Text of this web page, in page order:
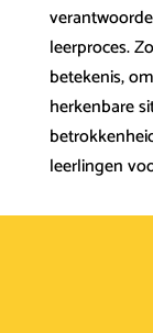
leerproces.
betekenis,
herkenbare
leerlingen